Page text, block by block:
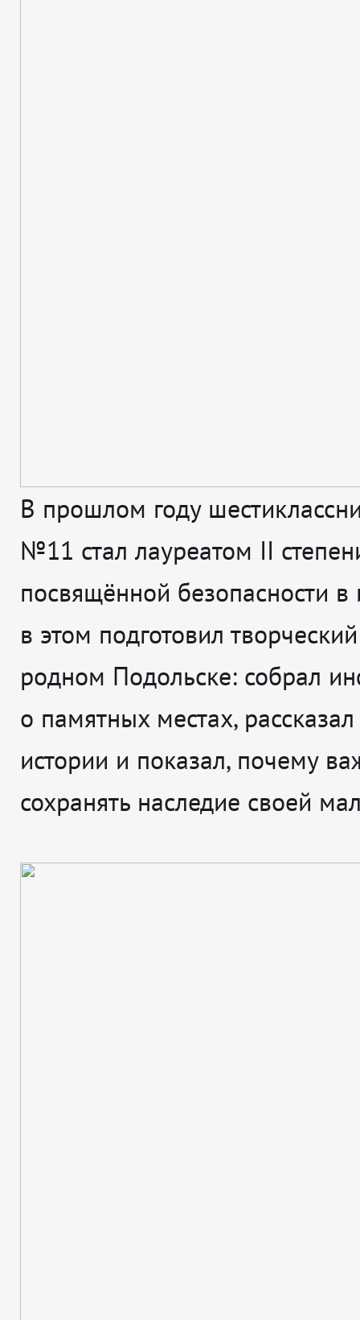
В прошлом году
№11 стал лауреатом II
посвящённой безопасности в
в этом подготовил
родном Подольске: собрал
о памятных местах,
истории и показал, почему
сохранять наследие своей